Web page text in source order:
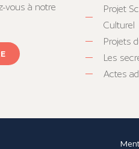
vous à notre
Projet
Culturel
Projets
Les
Actes